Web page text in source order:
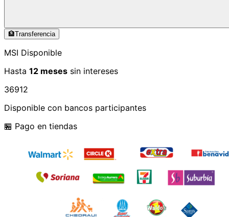
🏦Transferencia
MSI Disponible
Hasta 12 meses sin intereses
36912
Disponible con bancos participantes
🏪 Pago en tiendas